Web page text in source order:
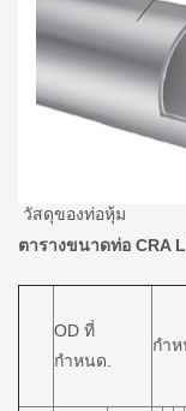
วัสดุของท่อหุ้ม
ตารางขนาดท่อ CRA
OD ที่
กำหนด.
กำ